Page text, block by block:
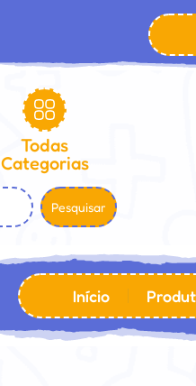
Todas
Categorias
Pesquisar
Início